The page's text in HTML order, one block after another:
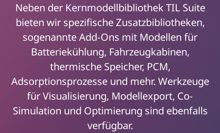
Neben der Kernmodellbibliothek TIL Suite
bieten wir spezifische Zusatzbibliotheken,
sogenannte Add-Ons mit Modellen für
Batteriekühlung, Fahrzeugkabinen,
thermische Speicher, PCM,
Adsorptionsprozesse und mehr. Werkzeuge
für Visualisierung, Modellexport, Co-
Simulation und Optimierung sind ebenfalls
verfügbar.